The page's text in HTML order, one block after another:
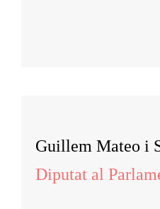
Guillem Mateo i
Diputat al